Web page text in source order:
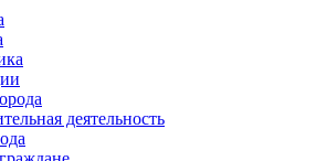
деятельность